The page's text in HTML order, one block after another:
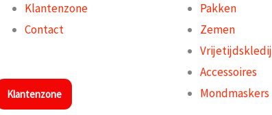
Klantenzone
Contact
Klantenzone
Pakken
Zemen
Vrijetijdskledij
Accessoires
Mondmaskers